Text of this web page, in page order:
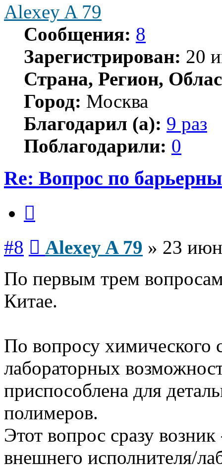
Alexey A 79
Сообщения: 8
Зарегистрирован: 20
Страна, Регион,
Город: Москва
Благодарил (а): 9 раз
Поблагодарили: 0
Re: Вопрос по
#8 Alexey A 79 » 23
По первым трем
Китае.
По вопросу химического
лабораторных
приспособлена для
полимеров.
Этот вопрос сразу
внешнего исполнителя/